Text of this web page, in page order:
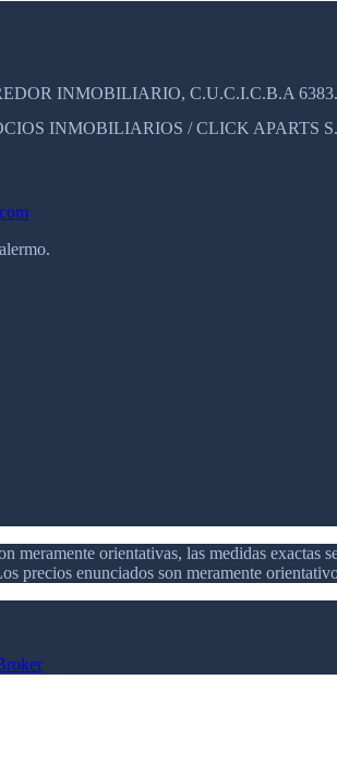
INMOBILIARIO, C.U.C.I.C.B.A 6383.
INMOBILIARIOS / CLICK APARTS
meramente orientativas, las medidas
precios enunciados son meramente